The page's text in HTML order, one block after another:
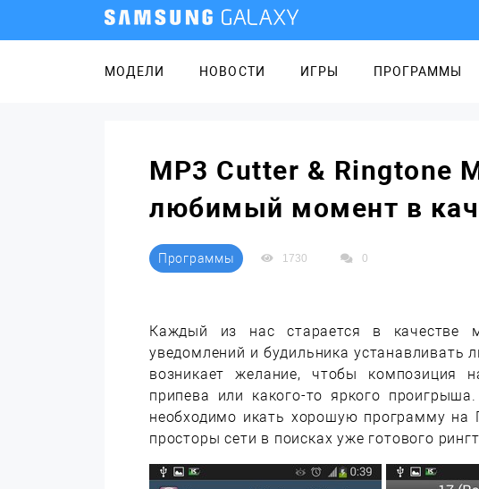
МОДЕЛИ НОВОСТИ ИГРЫ ПРОГРАММЫ
MP3 Cutter & Ringtone
любимый момент в
Программы 1730 0
Каждый из нас старается в качестве
уведомлений и будильника
возникает желание, чтобы композиция
припева или какого-то яркого
необходимо икать хорошую программу
просторы сети в поисках уже готового